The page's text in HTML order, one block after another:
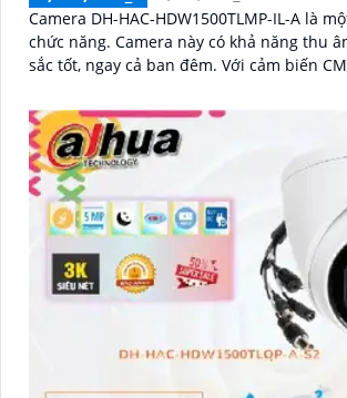
Camera DH-HAC-HDW1500TLMP-IL-A là
chức năng. Camera này có khả năng thu âm, và cho chất lượng màu
sắc tốt, ngay cả ban đêm. Với